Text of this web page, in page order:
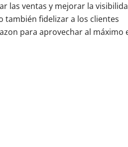
las ventas y mejorar la
también fidelizar a los clientes
para aprovechar al máximo